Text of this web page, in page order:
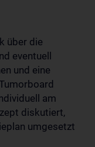
über die
eventuell
und eine
am
diskutiert,
umgesetzt